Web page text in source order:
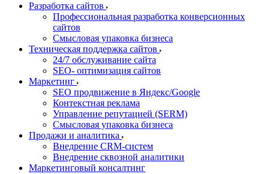
Разработка сайтов
Профессиональная разработка конверсионных
сайтов
Смысловая упаковка бизнеса
Техническая поддержка сайтов
24/7 обслуживание сайта
SEO- оптимизация сайтов
Маркетинг
SEO продвижение в Яндекс/Google
Контекстная реклама
Управление репутацией (SERM)
Смысловая упаковка бизнеса
Продажи и аналитика
Внедрение CRM-систем
Внедрение сквозной аналитики
Маркетинговый консалтинг